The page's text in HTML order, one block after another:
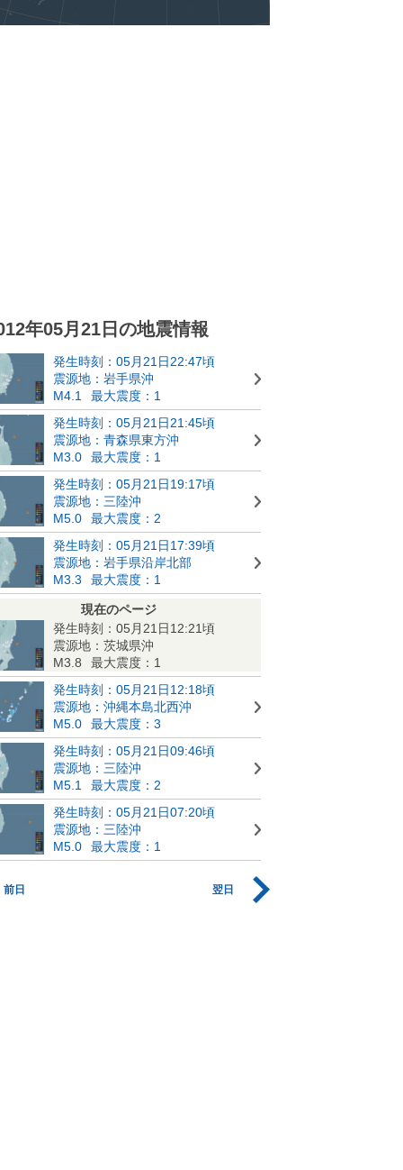
年05月21日の地震情報
発生時刻：05月21日22:47頃
震源地：岩手県沖
M4.1
最大震度：1
発生時刻：05月21日21:45頃
震源地：青森県東方沖
M3.0
最大震度：1
発生時刻：05月21日19:17頃
震源地：三陸沖
M5.0
最大震度：2
発生時刻：05月21日17:39頃
震源地：岩手県沿岸北部
M3.3
最大震度：1
現在のページ
発生時刻：05月21日12:21頃
震源地：茨城県沖
M3.8
最大震度：1
発生時刻：05月21日12:18頃
震源地：沖縄本島北西沖
M5.0
最大震度：3
発生時刻：05月21日09:46頃
震源地：三陸沖
M5.1
最大震度：2
発生時刻：05月21日07:20頃
震源地：三陸沖
M5.0
最大震度：1
前日 翌日